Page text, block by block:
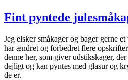
Fint pyntede
Jeg elsker småkager og bager gerne
har ændret og forbedret flere
denne her, som giver udstikskager,
dejligt og kan pyntes med glasur og
de er.